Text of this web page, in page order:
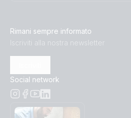
Orion-Tr Smart 24/48-8.5 (left)
Orion-Tr Smart 24/48-8.5 (top)
Rimani sempre informato
Iscriviti alla nostra newsletter
Social network